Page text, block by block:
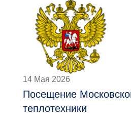
14 Мая 2026
Посещение
теплотехники